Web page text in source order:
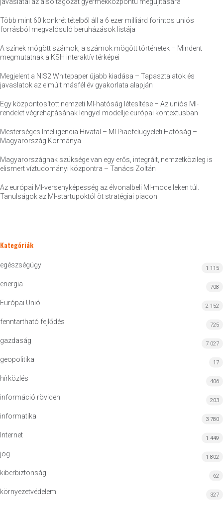
Több mint 60 konkrét tételből áll a 6 ezer milliárd forintos uniós
forrásból megvalósuló beruházások listája
A színek mögött számok, a számok mögött történetek – Mindent
megmutatnak a KSH interaktív térképei
Megjelent a NIS2 Whitepaper újabb kiadása – Tapasztalatok és
javaslatok az elmúlt másfél év gyakorlata alapján
Egy központosított nemzeti MI-hatóság létesítése – Az uniós MI-
rendelet végrehajtásának lengyel modellje európai kontextusban
Mesterséges Intelligencia Hivatal – MI Piacfelügyeleti Hatóság –
Magyarország Kormánya
Magyarországnak szüksége van egy erős, integrált, nemzetközileg is
elismert víztudományi központra – Tanács Zoltán
Az európai MI-versenyképesség az élvonalbeli MI-modelleken túl.
Tanulságok az MI-startupoktól öt stratégiai piacon
Kategóriák
egészségügy 1 115
energia 708
Európai Unió 2 152
fenntartható fejlődés 725
gazdaság 7 027
geopolitika 17
hírközlés 406
információ röviden 203
informatika 3 780
Internet 1 449
jog 1 802
kiberbiztonság 62
környezetvédelem 327